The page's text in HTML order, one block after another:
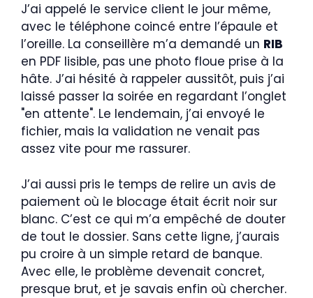
J’ai appelé le service client le jour même,
avec le téléphone coincé entre l’épaule et
l’oreille. La conseillère m’a demandé un RIB
en PDF lisible, pas une photo floue prise à la
hâte. J’ai hésité à rappeler aussitôt, puis j’ai
laissé passer la soirée en regardant l’onglet
"en attente". Le lendemain, j’ai envoyé le
fichier, mais la validation ne venait pas
assez vite pour me rassurer.
J’ai aussi pris le temps de relire un avis de
paiement où le blocage était écrit noir sur
blanc. C’est ce qui m’a empêché de douter
de tout le dossier. Sans cette ligne, j’aurais
pu croire à un simple retard de banque.
Avec elle, le problème devenait concret,
presque brut, et je savais enfin où chercher.